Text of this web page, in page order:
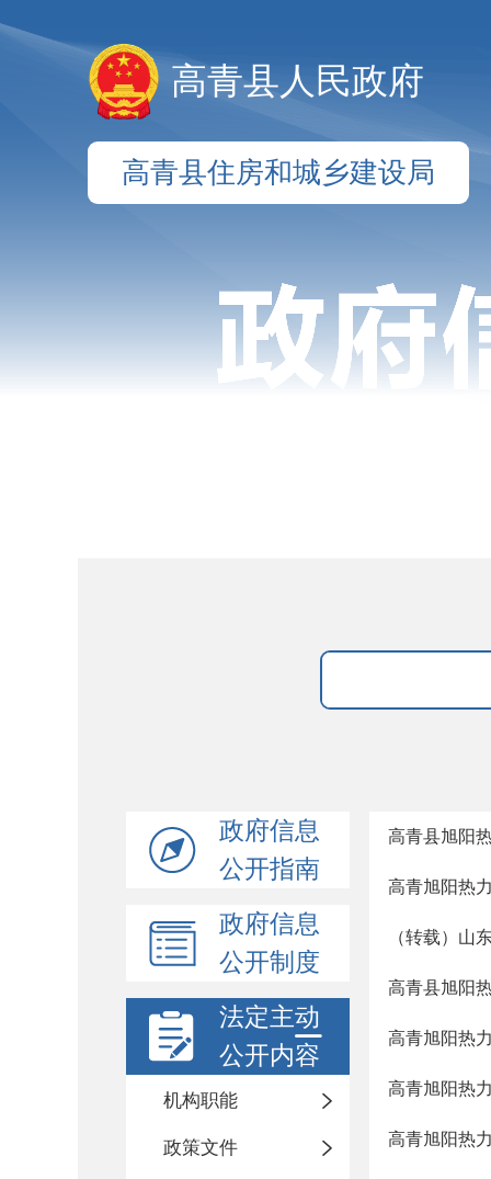
高青县人民政府
高青县住房和城乡建设局
政府信息
公开指南
政府信息
公开制度
法定主动
公开内容
机构职能
政策文件
高青县旭阳
高青旭阳热
（转载）山
高青县旭阳
高青旭阳热
高青旭阳热
高青旭阳热